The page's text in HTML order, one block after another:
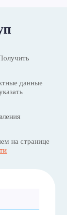
данные
на странице